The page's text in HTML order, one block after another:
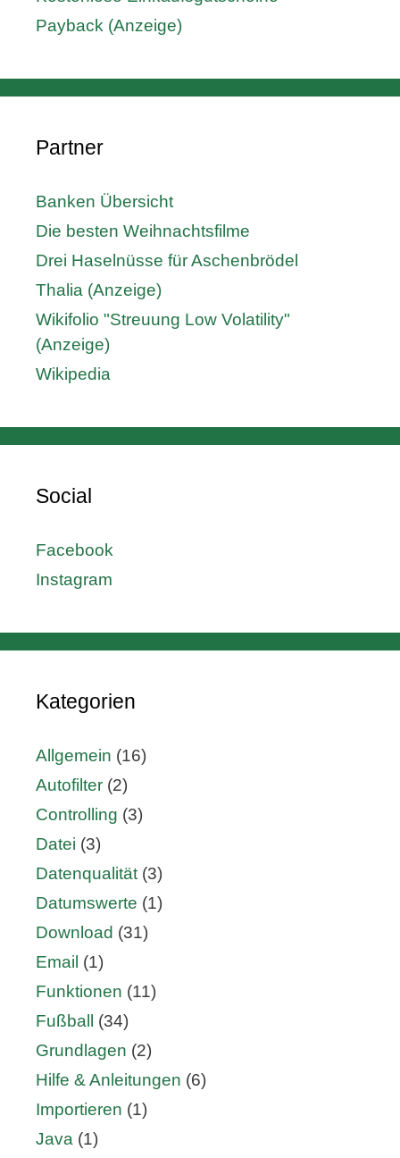
Payback (Anzeige)
Partner
Banken Übersicht
Die besten Weihnachtsfilme
Drei Haselnüsse für Aschenbrödel
Thalia (Anzeige)
Wikifolio "Streuung Low Volatility"
(Anzeige)
Wikipedia
Social
Facebook
Instagram
Kategorien
Allgemein (16)
Autofilter (2)
Controlling (3)
Datei (3)
Datenqualität (3)
Datumswerte (1)
Download (31)
Email (1)
Funktionen (11)
Fußball
(34)
Grundlagen (2)
Hilfe & Anleitungen (6)
Importieren (1)
Java (1)